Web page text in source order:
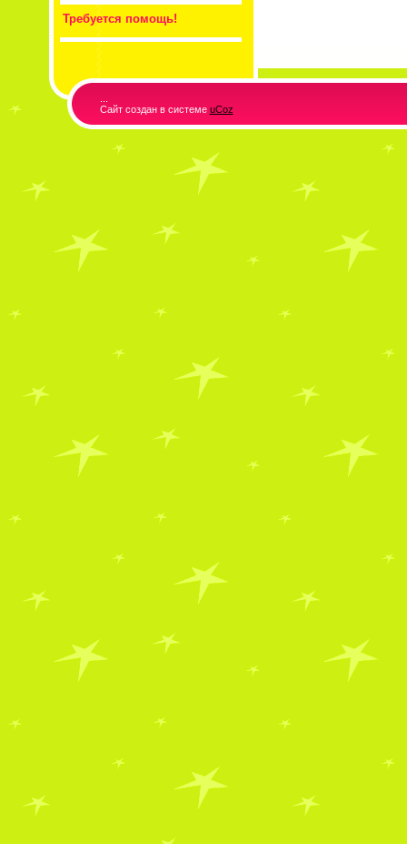
Требуется помощь!
Сайт создан в системе uCoz